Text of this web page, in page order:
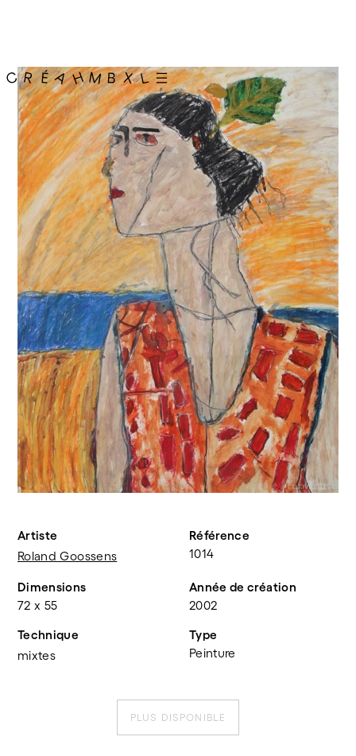
Artiste
Roland Goossens
Référence
1014
Dimensions
72 x 55
Année de création
2002
Technique
mixtes
Type
Peinture
PLUS DISPONIBLE